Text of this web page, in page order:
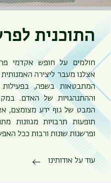
התוכנית
חולמים על חופש אקדמי
אצלנו מעבר ליצירה האמנותית
המתבטאות בשפה, בפעילות
וההתנהגויות של האדם.
המבט של גוף ידע מצומצם,
תופעות תרבויות מגוונות
ופרשנות שונות ורבות ככל
עוד על אודותינו